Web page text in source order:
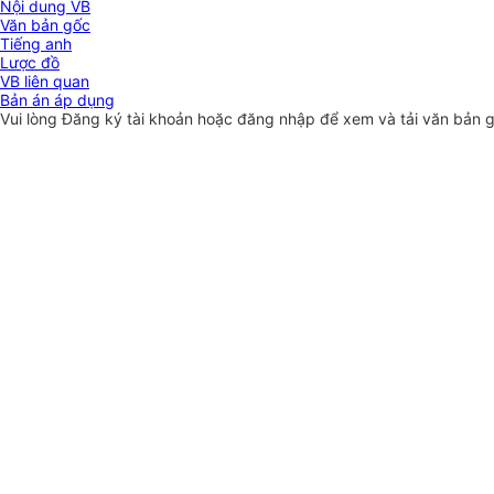
Nội dung VB
Văn bản gốc
Tiếng anh
Lược đồ
VB liên quan
Bản án áp dụng
Vui lòngĐăng ký tài khoản hoặc đăng nhập để xem và tải văn bản